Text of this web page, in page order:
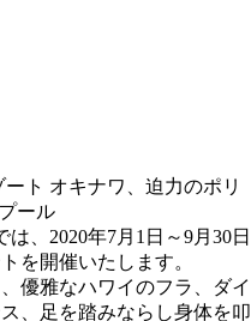
、2020年7月1日～9月30日
を開催いたします。
優雅なハワイのフラ、ダイ
、足を踏みならし身体を叩